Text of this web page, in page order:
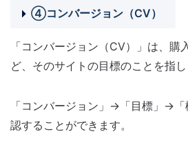
④コンバージョン（CV）
「コンバージョン（CV）」は、購
ど、そのサイトの目標のことを指し
「コンバージョン」→「目標」→
認することができます。